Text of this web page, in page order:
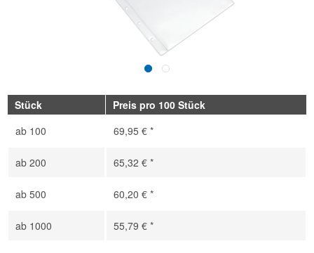
Stück
Preis pro 100 Stück
ab 100 69,95 € *
ab 200 65,32 € *
ab 500 60,20 € *
ab 1000 55,79 € *